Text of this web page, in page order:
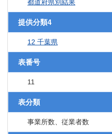
都道府県別結果
提供分類4
12 千葉県
表番号
11
表分類
事業所数、従業者数